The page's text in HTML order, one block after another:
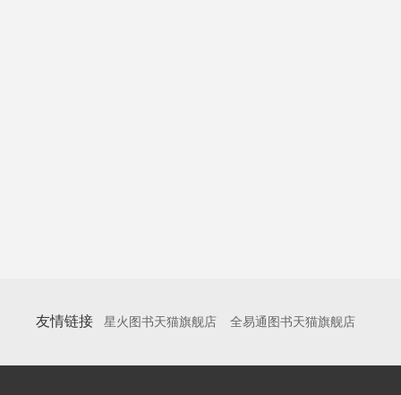
友情链接 星火图书天猫旗舰店 全易通图书天猫旗舰店